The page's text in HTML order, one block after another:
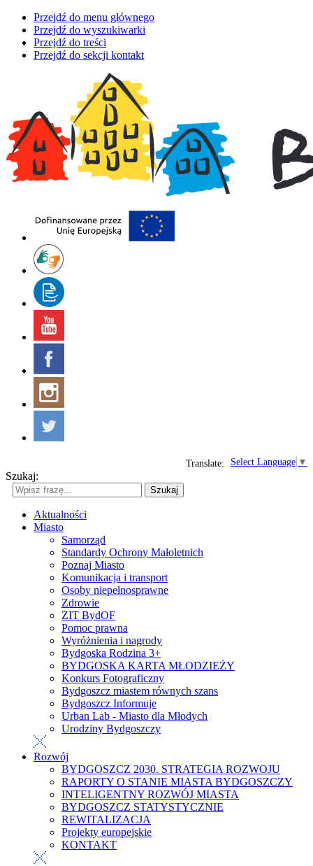
Przejdź do menu głównego
Przejdź do wyszukiwarki
Przejdź do treści
Przejdź do sekcji kontakt
Select Language ▼
Translate:
Szukaj:
Szukaj
Aktualności
Miasto
Samorząd
Standardy Ochrony Małoletnich
Poznaj Miasto
Komunikacja i transport
Osoby niepełnosprawne
Zdrowie
ZIT BydOF
Pomoc prawna
Wyróżnienia i nagrody
Bydgoska Rodzina 3+
BYDGOSKA KARTA MŁODZIEŻY
Konkurs Fotograficzny
Bydgoszcz miastem równych szans
Bydgoszcz Informuje
Urban Lab - Miasto dla Młodych
Urodziny Bydgoszczy
Rozwój
BYDGOSZCZ 2030. STRATEGIA ROZWOJU
RAPORTY O STANIE MIASTA BYDGOSZCZY
INTELIGENTNY ROZWÓJ MIASTA
BYDGOSZCZ STATYSTYCZNIE
REWITALIZACJA
Projekty europejskie
KONTAKT